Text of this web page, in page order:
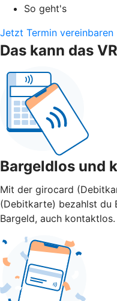
So geht's
Jetzt Termin vereinbaren
Das kann das
Bargeldlos und
Mit der girocard
(Debitkarte) bezahlst du
Bargeld, auch kontaktlos.